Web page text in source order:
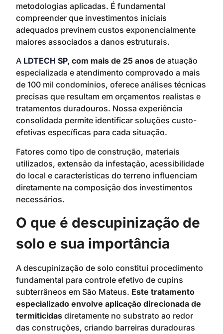
metodologias aplicadas. É fundamental
compreender que investimentos iniciais
adequados previnem custos exponencialmente
maiores associados a danos estruturais.
A LDTECH SP, com mais de 25 anos de atuação
especializada e atendimento comprovado a mais
de 100 mil condomínios, oferece análises técnicas
precisas que resultam em orçamentos realistas e
tratamentos duradouros. Nossa experiência
consolidada permite identificar soluções custo-
efetivas específicas para cada situação.
Fatores como tipo de construção, materiais
utilizados, extensão da infestação, acessibilidade
do local e características do terreno influenciam
diretamente na composição dos investimentos
necessários.
O que é descupinização de
solo e sua importância
A descupinização de solo constitui procedimento
fundamental para controle efetivo de cupins
subterrâneos em São Mateus. Este tratamento
especializado envolve aplicação direcionada de
termiticidas diretamente no substrato ao redor
das construções, criando barreiras duradouras